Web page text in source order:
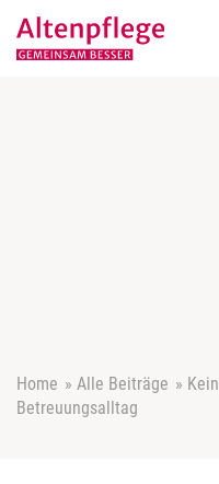
Home » Alle Beiträge »
Betreuungsalltag